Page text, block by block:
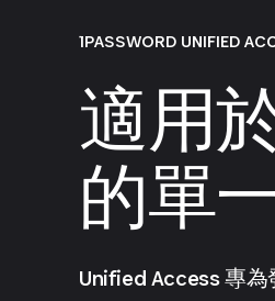
1PASSWORD UNIFIED
適用
的單
Unified Access 專